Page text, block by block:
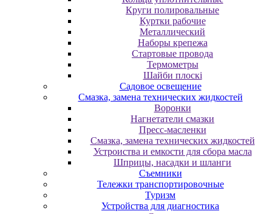
Круги полировальные
Куртки рабочие
Металлический
Наборы крепежа
Стартовые провода
Термометры
Шайби плоскі
Садовое освещение
Смазка, замена технических жидкостей
Воронки
Нагнетатели смазки
Пресс-масленки
Смазка, замена технических жидкостей
Устроиства и емкости для сбора масла
Шприцы, насадки и шланги
Съемники
Тележки транспортировочные
Туризм
Устройства для диагностика